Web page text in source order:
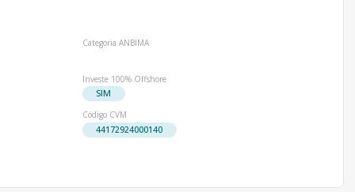
Categoria ANBIMA
Investe 100% Offshore
SIM
Código CVM
44172924000140